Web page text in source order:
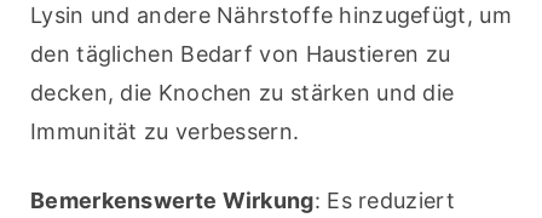
Lysin und andere Nährstoffe hinzugefügt, um
den täglichen Bedarf von Haustieren zu
decken, die Knochen zu stärken und die
Immunität zu verbessern.
Bemerkenswerte Wirkung: Es reduziert